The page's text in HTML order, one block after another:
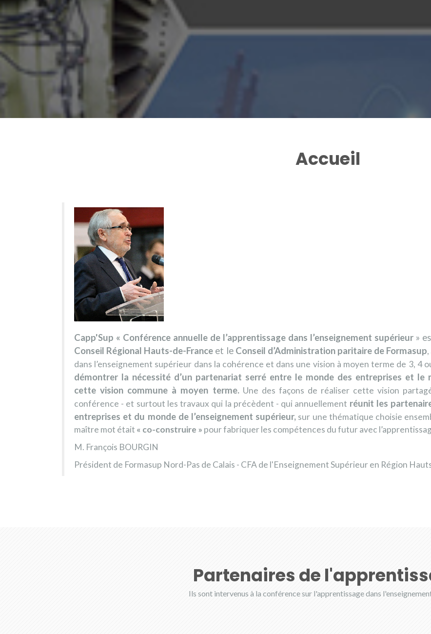
Accueil
Capp'Sup « Conférence annuelle de l’apprentissage dans l’enseignement supérieur»
Conseil Régional Hauts-de-France et le Conseil d’Administration paritaire de Formasup
dans l’enseignement supérieur dans la cohérence et dans une vision à moyen terme de 3, 4
démontrer la nécessité d’un partenariat serré entre le monde des entreprises et le
cette vision commune à moyen terme.Une des façons de réaliser cette vision
conférence - et surtout les travaux qui la précèdent - qui annuellement réunit les
entreprises et du monde de l’enseignement supérieur, sur une thématique choisie
maître mot était « co-construire » pour fabriquer les compétences du futur avec
M. François BOURGIN
Président de Formasup Nord-Pas de Calais - CFA de l'Enseignement Supérieur en Région
Partenaires de
Ils sont intervenus à la conférence sur l'apprentissage dans